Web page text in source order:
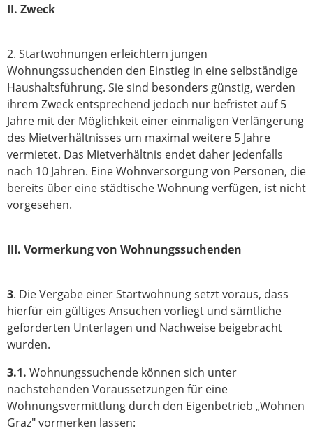
II. Zweck
2. Startwohnungen erleichtern jungen
Wohnungssuchenden den Einstieg in eine selbständige
Haushaltsführung. Sie sind besonders günstig, werden
ihrem Zweck entsprechend jedoch nur befristet auf 5
Jahre mit der Möglichkeit einer einmaligen Verlängerung
des Mietverhältnisses um maximal weitere 5 Jahre
vermietet. Das Mietverhältnis endet daher jedenfalls
nach 10 Jahren. Eine Wohnversorgung von Personen, die
bereits über eine städtische Wohnung verfügen, ist nicht
vorgesehen.
III. Vormerkung von Wohnungssuchenden
3. Die Vergabe einer Startwohnung setzt voraus, dass
hierfür ein gültiges Ansuchen vorliegt und sämtliche
geforderten Unterlagen und Nachweise beigebracht
wurden.
3.1. Wohnungssuchende können sich unter
nachstehenden Voraussetzungen für eine
Wohnungsvermittlung durch den Eigenbetrieb „Wohnen
Graz" vormerken lassen: